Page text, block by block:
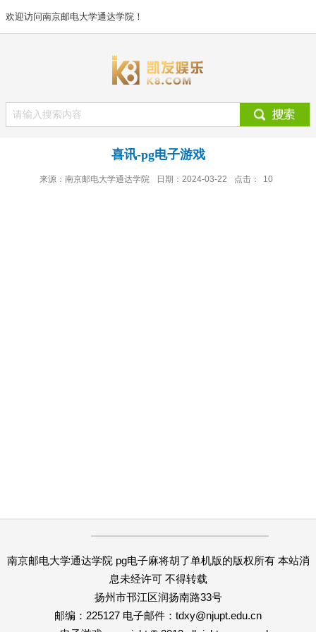
欢迎访问南京邮电大学通达学院！
喜讯-pg电子游戏
来源：南京邮电大学通达学院 日期：2024-03-22 点击： 10
南京邮电大学通达学院 pg电子麻将胡了单机版的版权所有 本站消
息未经许可 不得转载
扬州市邗江区润扬南路33号
邮编：225127 电子邮件： tdxy@njupt.edu.cn